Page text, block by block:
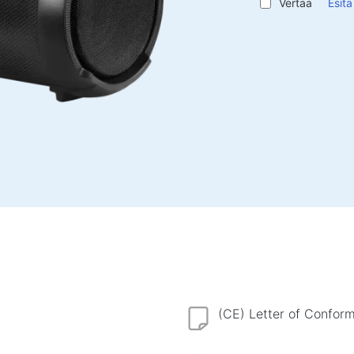
Virran jatkojohdot
Jännitesuoja
Virtanauhat
Ylijännitesuojat
Paristot
Tuolit
Vertaa
(CE) Letter of